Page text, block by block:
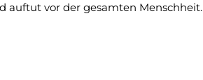
auftut vor der gesamten Menschheit.